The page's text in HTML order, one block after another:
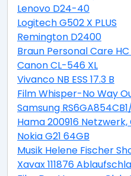
Lenovo D24-40
Logitech G502 X PLUS
Remington D2400
Braun Personal Care
Canon CL-546 XL
Vivanco NB ESS 17.3 B
Film Whisper-No Way
Samsung
Hama 200916
Nokia G21 64GB
Musik Helene Fischer
Xavax 111876